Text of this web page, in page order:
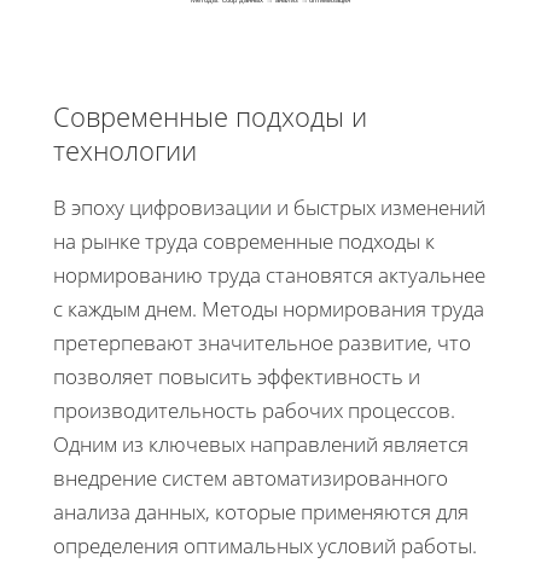
Современные подходы и
технологии
В эпоху цифровизации и быстрых изменений
на рынке труда современные подходы к
нормированию труда становятся актуальнее
с каждым днем. Методы нормирования труда
претерпевают значительное развитие, что
позволяет повысить эффективность и
производительность рабочих процессов.
Одним из ключевых направлений является
внедрение систем автоматизированного
анализа данных, которые применяются для
определения оптимальных условий работы.